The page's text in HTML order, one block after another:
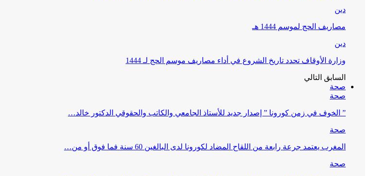
دين
مصاريف الحج لموسم 1444 هـ
دين
وزارة الأوقاف تحدد تاريخ الشروع في أداء مصاريف موسم الحج لـ 1444
السابق التالي
صحة
صحة
” الخوف في زمن كورونا ” إصدار جديد للأستاذ الجامعي والكاتب والحقوقي الدكتور خالد…
صحة
المغرب يعتمد جرعة رابعة من اللقاح المضاد لكورونا لدى البالغين 60 سنة فما فوق أو من…
صحة